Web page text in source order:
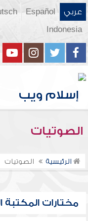
عربي Español
Indonesia
الصوتيات
الرئيسية الصوتيات
مختارات المكتبة